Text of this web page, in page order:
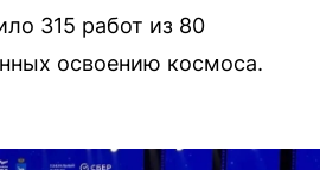
315 работ из 80
освоению космоса.